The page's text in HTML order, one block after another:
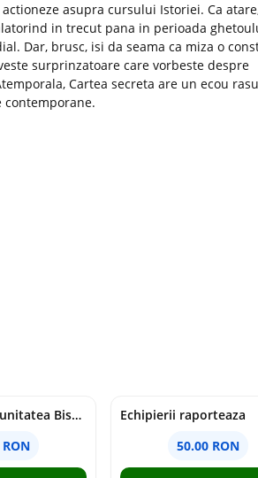
asupra cursului Istoriei. Ca
in trecut pana in perioada
Dar, brusc, isi da seama ca miza o
surprinzatoare care vorbeste despre
Cartea secreta are un ecou
Duhul Sfant si unitatea Bisericii. Jurnal de Conciliu - Andre Scrima
Echipierii raporteaza
50.00 RON